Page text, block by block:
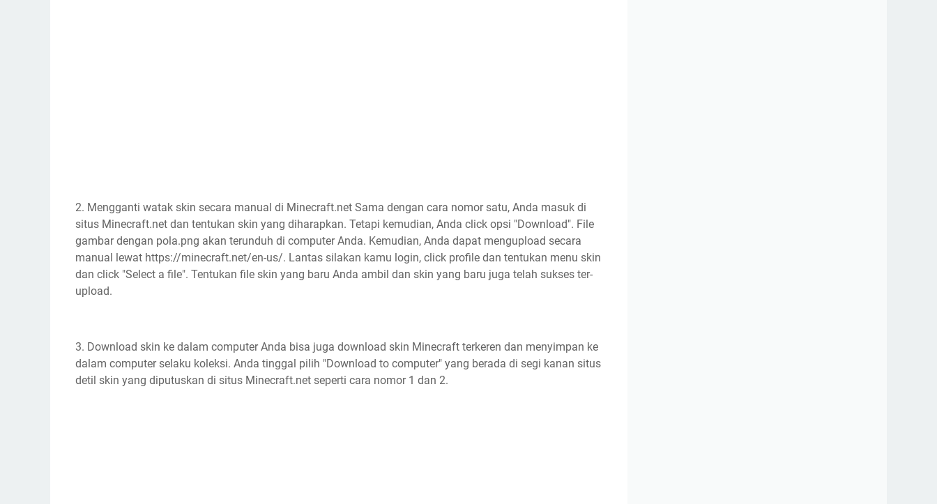
2. Mengganti watak skin secara manual di Minecraft.net Sama dengan cara nomor satu, Anda masuk di
situs Minecraft.net dan tentukan skin yang diharapkan. Tetapi kemudian, Anda click opsi "Download". File
gambar dengan pola.png akan terunduh di computer Anda. Kemudian, Anda dapat mengupload secara
manual lewat https://minecraft.net/en-us/. Lantas silakan kamu login, click profile dan tentukan menu skin
dan click "Select a file". Tentukan file skin yang baru Anda ambil dan skin yang baru juga telah sukses ter-
upload.
3. Download skin ke dalam computer Anda bisa juga download skin Minecraft terkeren dan menyimpan ke
dalam computer selaku koleksi. Anda tinggal pilih "Download to computer" yang berada di segi kanan situs
detil skin yang diputuskan di situs Minecraft.net seperti cara nomor 1 dan 2.